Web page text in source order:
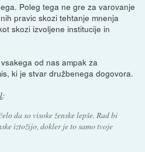
Poleg tega ne gre za varovanje
pravic skozi tehtanje mnenja
skozi izvoljene institucije in
od nas ampak za
ki je stvar družbenega dogovora.
:
da so visoke ženske lepše. Rad bi
iztožijo, dokler je to samo tvoje